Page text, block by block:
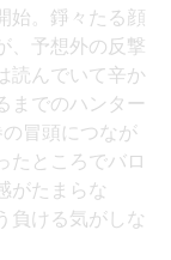
始。錚々たる顔
、予想外の反撃
読んでいて辛か
までのハンター
冒頭につなが
たところでバロ
がたまらな
負ける気がしな